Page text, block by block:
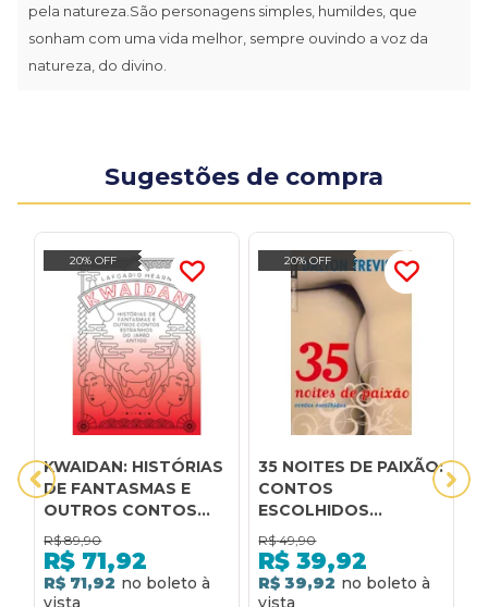
pela natureza.São personagens simples, humildes, que
sonham com uma vida melhor, sempre ouvindo a voz da
natureza, do divino.
Sugestões de compra
20% OFF
KWAIDAN: HISTÓRIAS
DE FANTASMAS E
OUTROS CONTOS
ESTRANHOS DO
JAPÃO ANTIGO
R$ 89,90
R$ 71,92
R$ 71,92
20% OFF
35 NOITES DE PAIXÃO:
CONTOS
ESCOLHIDOS
(EDIÇÃO DE BOLSO):
CONTOS
ESCOLHIDOS
R$ 49,90
R$ 39,92
R$ 39,92